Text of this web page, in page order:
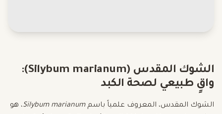
الشوك المقدس (Silybum marianum):
واقٍ طبيعي لصحة الكبد
الشوك المقدس، المعروف علمياً باسمSilybum marianum، هو